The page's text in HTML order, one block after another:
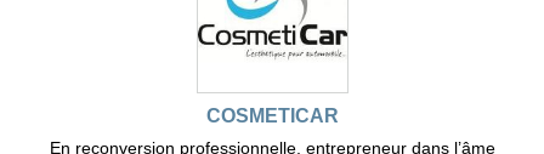
COSMETICAR
En reconversion professionnelle, entrepreneur dans l’âme